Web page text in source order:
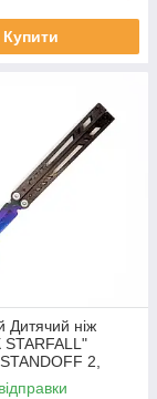
Купити
Дитячий ніж
2,